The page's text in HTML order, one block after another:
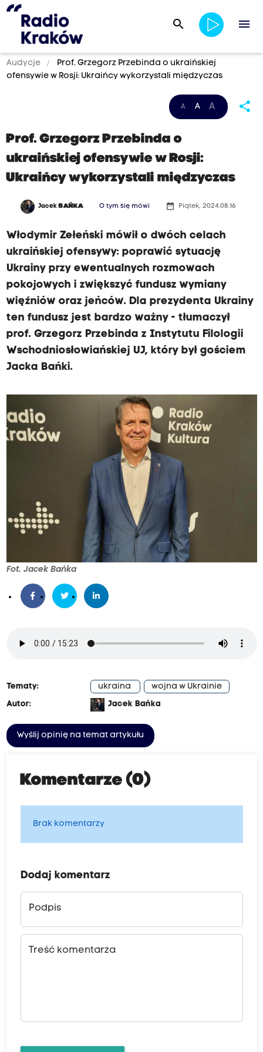
search menu
Audycje
Prof. Grzegorz Przebinda o ukraińskiej
ofensywie w Rosji: Ukraińcy wykorzystali międzyczas
A A A share
Prof. Grzegorz Przebinda o
ukraińskiej ofensywie w Rosji:
Ukraińcy wykorzystali międzyczas
Jacek BAŃKA O tym się mówi date_range Piątek, 2024.08.16
Włodymir Zełeński mówił o dwóch celach
ukraińskiej ofensywy: poprawić sytuację
Ukrainy przy ewentualnych rozmowach
pokojowych i zwiększyć fundusz wymiany
więźniów oraz jeńców. Dla prezydenta Ukrainy
ten fundusz jest bardzo ważny - tłumaczył
prof. Grzegorz Przebinda z Instytutu Filologii
Wschodniosłowiańskiej UJ, który był gościem
Jacka Bańki.
Fot. Jacek Bańka
Tematy: ukraina
wojna w Ukrainie
Autor:
Jacek Bańka
Wyślij opinię na temat artykułu
Komentarze (0)
Brak komentarzy
Dodaj komentarz
Podpis
Treść komentarza